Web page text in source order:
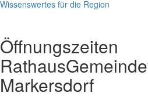
Wissenswertes für die Region
Öffnungszeiten
Rathaus
Markersdorf